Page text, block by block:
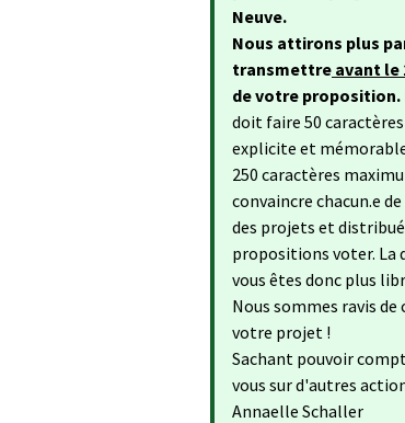
Neuve.
Nous attirons plus
transmettre avant le
de votre proposition.
doit faire 50
explicite et
250 caractères
convaincre chacun.e
des projets et
propositions voter. La
vous êtes donc plus
Nous sommes ravis
votre projet !
Sachant pouvoir
vous sur d'autres
Annaelle Schaller